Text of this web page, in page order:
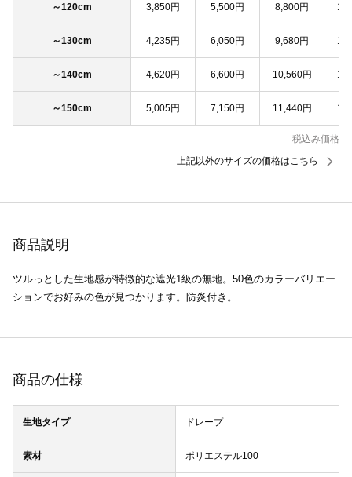
～120cm 3,850円 5,500円 8,800円
～130cm 4,235円 6,050円 9,680円
～140cm 4,620円 6,600円 10,560円
～150cm 5,005円 7,150円 11,440円
税込み価格
上記以外のサイズの価格はこちら
商品説明
ツルっとした生地感が特徴的な遮光1級の無地。50色のカラーバリエー
ションでお好みの色が見つかります。防炎付き。
商品の仕様
生地タイプ ドレープ
素材 ポリエステル100